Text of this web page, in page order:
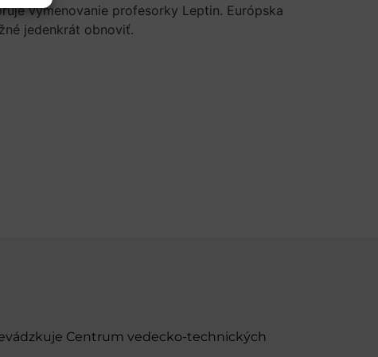
vymenovanie profesorky Leptin. Európska
jedenkrát obnoviť.
Centrum vedecko-technických